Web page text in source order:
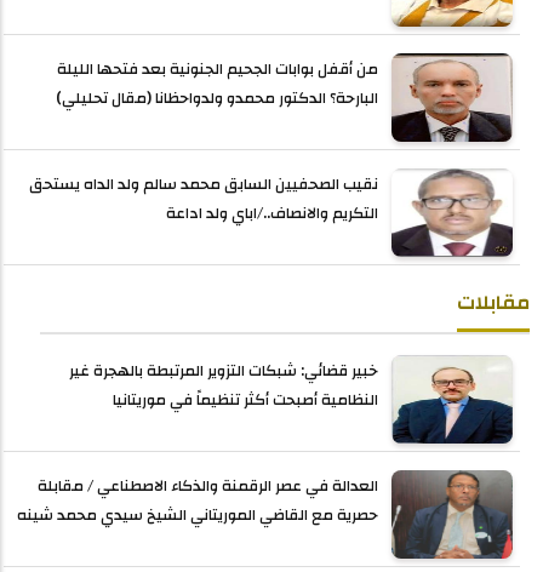
من أقفل بوابات الجحيم الجنونية بعد فتحها الليلة
البارحة؟ الدكتور محمدو ولدواحظانا (مقال تحليلي)
نقيب الصحفيين السابق محمد سالم ولد الداه يستحق
التكريم والانصاف../اباي ولد اداعة
مقابلات
خبير قضائي: شبكات التزوير المرتبطة بالهجرة غير
النظامية أصبحت أكثر تنظيماً في موريتانيا
العدالة في عصر الرقمنة والذكاء الاصطناعي / مقابلة
حصرية مع القاضي الموريتاني الشيخ سيدي محمد شينه